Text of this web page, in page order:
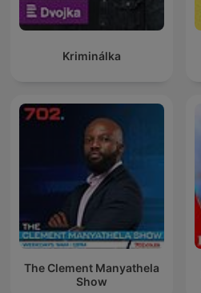
Kriminálka
The Clement Manyathela
Show